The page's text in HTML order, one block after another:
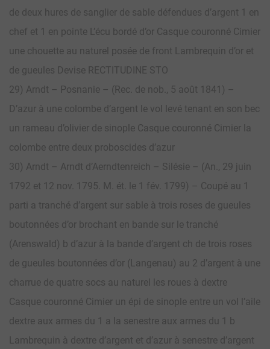
de deux hures de sanglier de sable défendues d’argent 1 en
chef et 1 en pointe L’écu bordé d’or Casque couronné Cimier
une chouette au naturel posée de front Lambrequin d’or et
de gueules Devise RECTITUDINE STO
29) Arndt – Posnanie – (Rec. de nob., 5 août 1841) –
D’azur à une colombe d’argent le vol levé tenant en son bec
un rameau d’olivier de sinople Casque couronné Cimier la
colombe entre deux proboscides d’azur
30) Arndt – Arndt d’Aerndtenreich – Silésie – (An., 29 juin
1792 et 12 nov. 1795. M. ét. le 1 fév. 1799) – Coupé au 1
parti a tranché d’argent sur sable à trois roses de gueules
boutonnées d’or brochant en bande sur le tranché
(Arenswald) b d’azur à la bande d’argent ch de trois roses
de gueules boutonnées d’or (Langenau) au 2 d’argent à une
charrue de quatre socs au naturel les roues à dextre
Casque couronné Cimier un épi de sinople entre un vol l’aile
dextre aux armes du 1 a la senestre aux armes du 1 b
Lambrequin à dextre d’argent et d’azur à senestre d’argent